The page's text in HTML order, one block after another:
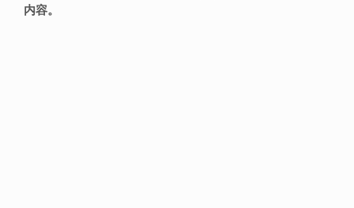
内容。